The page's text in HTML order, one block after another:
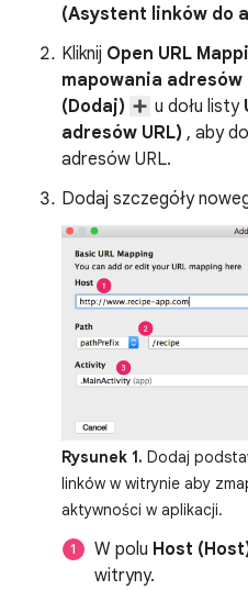
(Asystent linków do
Kliknij Open URL
mapowania adresów
(Dodaj)
u dołu listy
adresów URL) , aby
adresów URL.
Dodaj szczegóły
Rysunek 1. Dodaj
linków w witrynie aby
aktywności w aplikacji.
W polu Host
witryny.